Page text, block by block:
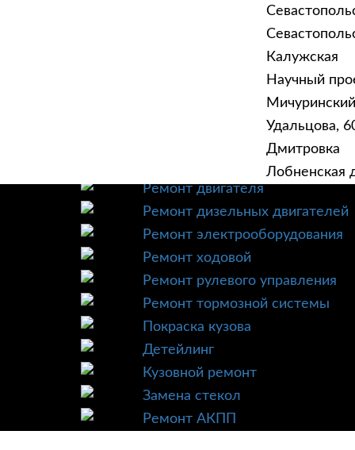
Калужская
Научный
Мичуринский
Удальцова,
Дмитровка
Лобненская
Техническое обслуживание
Ремонт трансмиссии
Ремонт двигателя
Ремонт дизельных двигателей
Ремонт электрооборудования
Ремонт ходовой
Ремонт рулевого управления
Ремонт тормозной системы
Покраска кузова
Детейлинг
Кузовной ремонт
Замена стекол
Ремонт АКПП